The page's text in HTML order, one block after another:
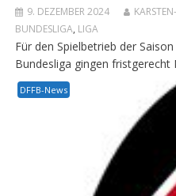
9. DEZEMBER 2024
BUNDESLIGA, LIGA
Für den Spielbetrieb der
Bundesliga gingen fristgerecht
DFFB-News